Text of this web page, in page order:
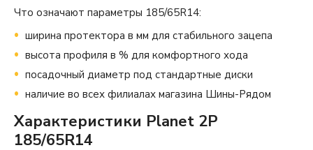
Что означают параметры 185/65R14:
ширина протектора в мм для стабильного зацепа
высота профиля в % для комфортного хода
посадочный диаметр под стандартные диски
наличие во всех филиалах магазина Шины-Рядом
Характеристики Planet 2P
185/65R14